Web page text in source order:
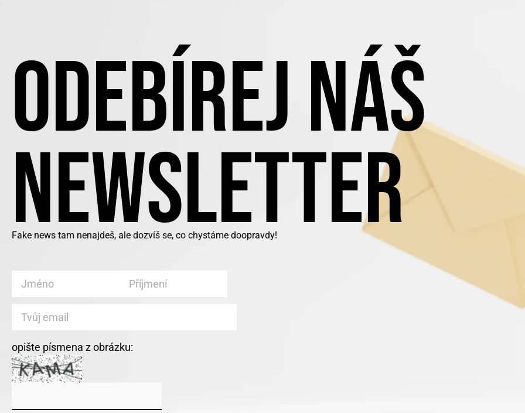
ODEBÍREJ NÁŠ
NEWSLETTER
Fake news tam nenajdeš, ale dozvíš se, co chystáme doopravdy!
opište písmena z obrázku: